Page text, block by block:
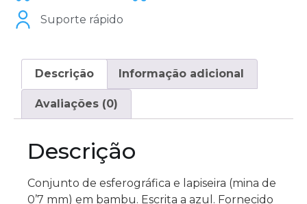
Suporte rápido
Descrição Informação adicional
Avaliações (0)
Descrição
Conjunto de esferográfica e lapiseira (mina de
0’7 mm) em bambu. Escrita a azul. Fornecido